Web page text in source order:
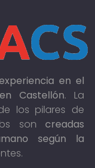
en el
Castellón. La
los pilares de
son creadas
según la